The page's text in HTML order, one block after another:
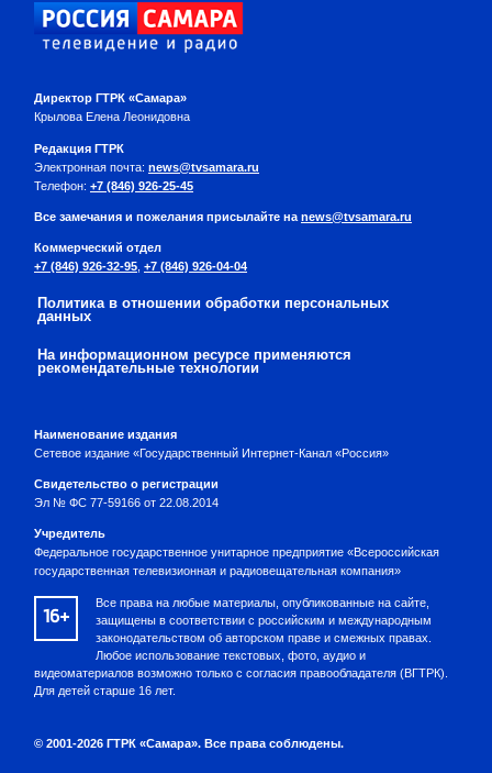
Директор ГТРК «Самара»
Крылова Елена Леонидовна
Редакция ГТРК
Электронная почта: news@tvsamara.ru
Телефон: +7 (846) 926-25-45
Все замечания и пожелания присылайте на news@tvsamara.ru
Коммерческий отдел
+7 (846) 926-32-95 +7 (846) 926-04-04
Политика в отношении обработки персональных
данных
На информационном ресурсе применяются
рекомендательные технологии
Наименование издания
Сетевое издание «Государственный Интернет-Канал «Россия»
Свидетельство о регистрации
Эл № ФС 77-59166 от 22.08.2014
Учредитель
Федеральное государственное унитарное предприятие «Всероссийская
государственная телевизионная и радиовещательная компания»
16+
Все права на любые материалы, опубликованные на сайте,
защищены в соответствии с российским и международным
законодательством об авторском праве и смежных правах.
Любое использование текстовых, фото, аудио и
видеоматериалов возможно только с согласия правообладателя (ВГТРК).
Для детей старше 16 лет.
© 2001-2026 ГТРК «Самара». Все права соблюдены.